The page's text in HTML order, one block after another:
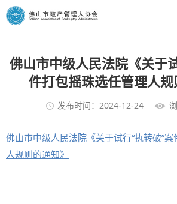
佛山市中级人民法院《关于
件打包摇珠选任管理人规
发布时间：2024-12-24
佛山市中级人民法院《关于试行“执转破”
人规则的通知》